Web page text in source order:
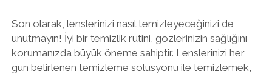
Son olarak, lenslerinizi nasıl temizleyeceğinizi de
unutmayın! İyi bir temizlik rutini, gözlerinizin sağlığını
korumanızda büyük öneme sahiptir. Lenslerinizi her
gün belirlenen temizleme solüsyonu ile temizlemek,